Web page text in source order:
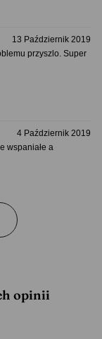
13 Październik 2019
przyszlo. Super
4 Październik 2019
wspaniałe a
opinii